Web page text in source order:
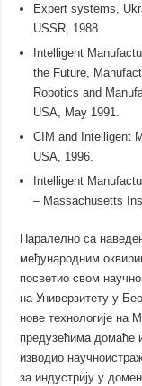
Expert systems,
USSR, 1988.
Intelligent
the Future,
Robotics and
USA, May 1991.
CIM and Intelligent
USA, 1996.
Intelligent
– Massachusetts
Паралелно са
међународним
посветио свом
на Универзитету у
нове технологије на
предузећима домаће
изводио
за индустрију у